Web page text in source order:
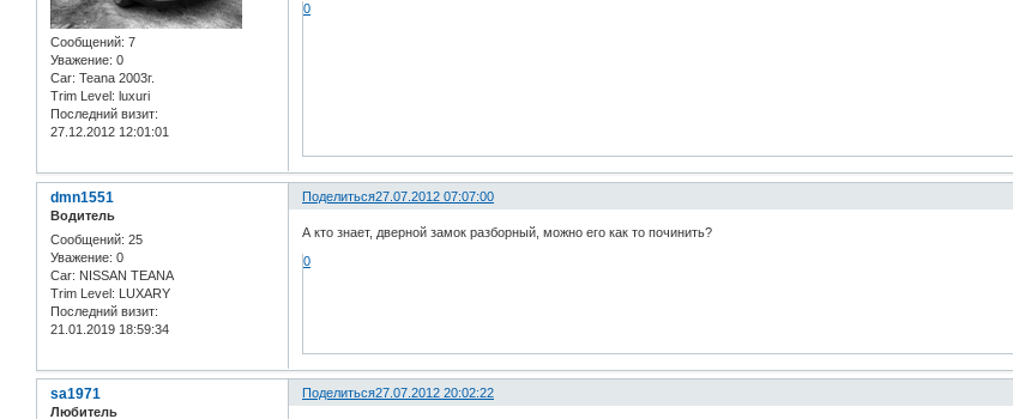
Сообщений: 7
Уважение: 0
Car: Teana 2003г.
Trim Level: luxuri
Последний визит:
27.12.2012 12:01:01
0
Поделиться27.07.2012 07:07:00
dmn1551
Водитель
Сообщений: 25
Уважение: 0
Car: NISSAN TEANA
Trim Level: LUXARY
Последний визит:
21.01.2019 18:59:34
А кто знает, дверной замок разборный, можно его как то починить?
0
Поделиться27.07.2012 20:02:22
sa1971
Любитель